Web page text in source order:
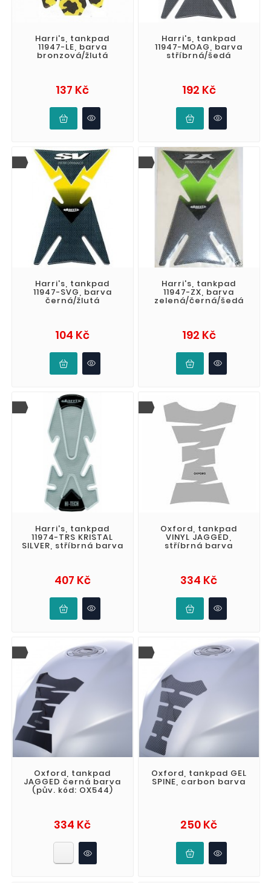
Harri's, tankpad
11947-LE, barva
bronzová/žlutá
137 KčCena
Harri's, tankpad
11947-MOAG, barva
stříbrná/šedá
192 KčCena
Harri's, tankpad
11947-SVG, barva
černá/žlutá
104 KčCena
Harri's, tankpad
11947-ZX, barva
zelená/černá/šedá
192 KčCena
Harri's, tankpad
11974-TRS KRISTAL
SILVER, stříbrná barva
407 KčCena
Oxford, tankpad
VINYL JAGGED,
stříbrná barva
334 KčCena
Oxford, tankpad
JAGGED černá barva
(pův. kód: OX544)
334 KčCena
Oxford, tankpad GEL
SPINE, carbon barva
250 KčCena